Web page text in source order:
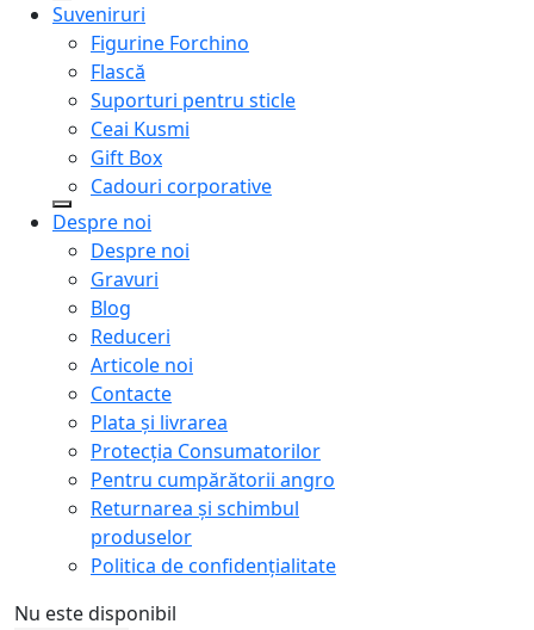
Suveniruri
Figurine Forchino
Flască
Suporturi pentru sticle
Ceai Kusmi
Gift Box
Cadouri corporative
Despre noi
Despre noi
Gravuri
Blog
Reduceri
Articole noi
Contacte
Plata și livrarea
Protecţia Consumatorilor
Pentru cumpărătorii angro
Returnarea și schimbul
produselor
Politica de confidențialitate
Nu este disponibil